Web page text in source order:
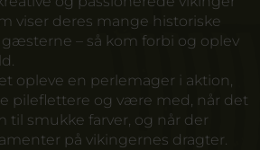
viser deres mange historiske
– så kom forbi og oplev
opleve en perlemager i aktion,
pileflettere og være med, når det
til smukke farver, og når der
på vikingernes dragter.